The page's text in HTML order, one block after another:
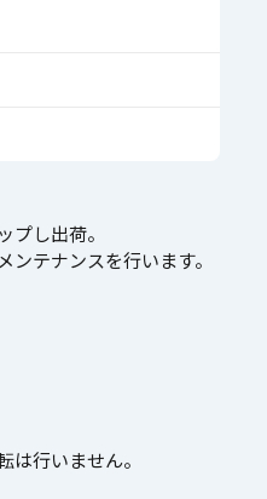
し出荷。
テナンスを行います。
行いません。